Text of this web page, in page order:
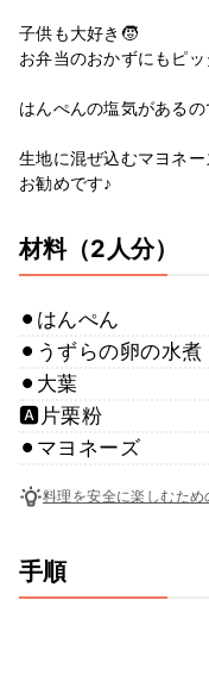
子供も大好き🧒
お弁当のおかずにもピッ
はんぺんの塩気がある
生地に混ぜ込むマヨネ
お勧めです♪
材料（2人分）
⚫︎はんぺん
⚫︎うずらの卵の水煮
⚫︎大葉
🅰️片栗粉
⚫︎マヨネーズ
料理を安全に楽しむため
手順